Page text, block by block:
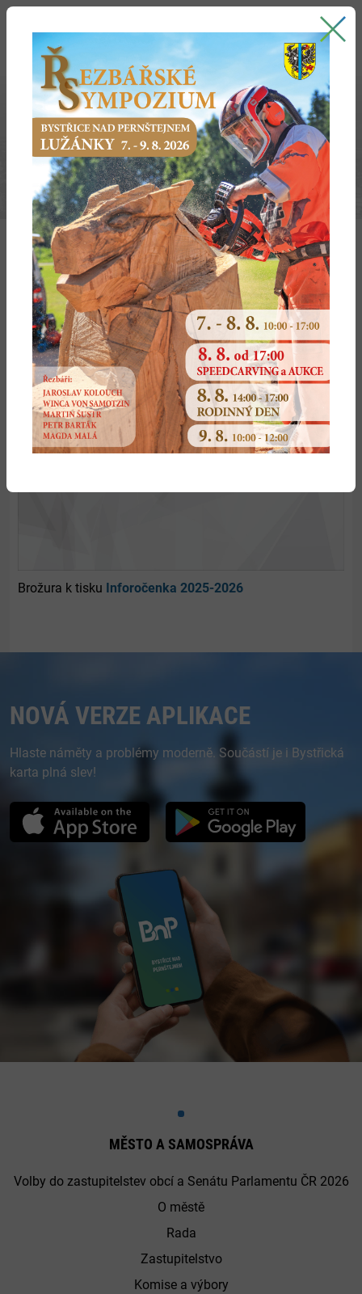
INFOROČENKA
Brožura k tisku Inforočenka 2025-2026
NOVÁ VERZE APLIKACE
Hlaste náměty a problémy moderně. Součástí je i Bystřická
karta plná slev!
MĚSTO A SAMOSPRÁVA
Volby do zastupitelstev obcí a Senátu Parlamentu ČR 2026
O městě
Rada
Zastupitelstvo
Komise a výbory